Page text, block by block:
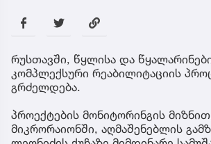
რუსთავში, წყლისა და
კომპლექსური რეაბილიტაციის
გრძელდება.
პროექტების მონიტორინგის
მიკრორაიონში, აღმაშენებლის